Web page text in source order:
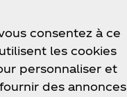
consentez à ce
les cookies
personnaliser et
des annonces